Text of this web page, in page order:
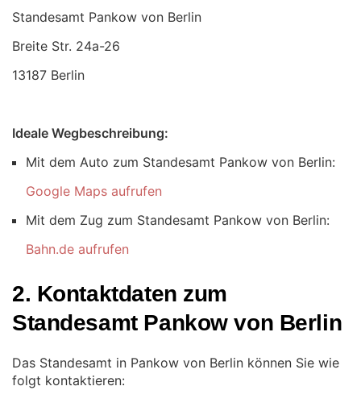
Standesamt Pankow von Berlin
13187 Berlin
Ideale Wegbeschreibung:
Mit dem Auto zum Standesamt Pankow von Berlin:
Google Maps aufrufen
Mit dem Zug zum Standesamt Pankow von Berlin:
Bahn.de aufrufen
2. Kontaktdaten zum
Standesamt Pankow von Berlin
Das Standesamt in Pankow von Berlin können Sie wie
folgt kontaktieren: